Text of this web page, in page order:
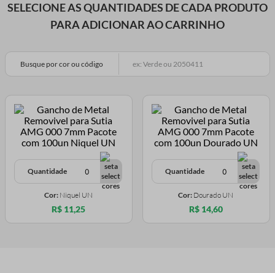
SELECIONE AS QUANTIDADES DE CADA PRODUTO
PARA ADICIONAR AO CARRINHO
Busque por cor ou código
Quantidade
Cor: Niquel UN
R$ 11,25
Quantidade
Cor: Dourado UN
R$ 14,60